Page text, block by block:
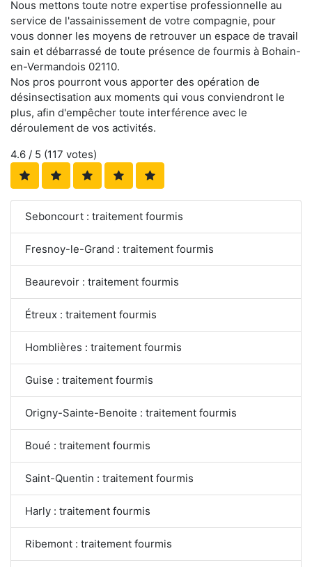
Nous mettons toute notre expertise professionnelle au
service de l'assainissement de votre compagnie, pour
vous donner les moyens de retrouver un espace de travail
sain et débarrassé de toute présence de fourmis à Bohain-
en-Vermandois 02110.
Nos pros pourront vous apporter des opération de
désinsectisation aux moments qui vous conviendront le
plus, afin d'empêcher toute interférence avec le
déroulement de vos activités.
4.6 / 5 (117 votes)
Seboncourt : traitement fourmis
Fresnoy-le-Grand : traitement fourmis
Beaurevoir : traitement fourmis
Étreux : traitement fourmis
Homblières : traitement fourmis
Guise : traitement fourmis
Origny-Sainte-Benoite : traitement fourmis
Boué : traitement fourmis
Saint-Quentin : traitement fourmis
Harly : traitement fourmis
Ribemont : traitement fourmis